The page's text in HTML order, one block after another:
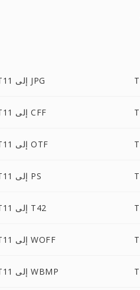
T11 إلى JPG
T11 إلى CFF
T11 إلى OTF
T11 إلى PS
T11 إلى T42
T11 إلى WOFF
T11 إلى WBMP